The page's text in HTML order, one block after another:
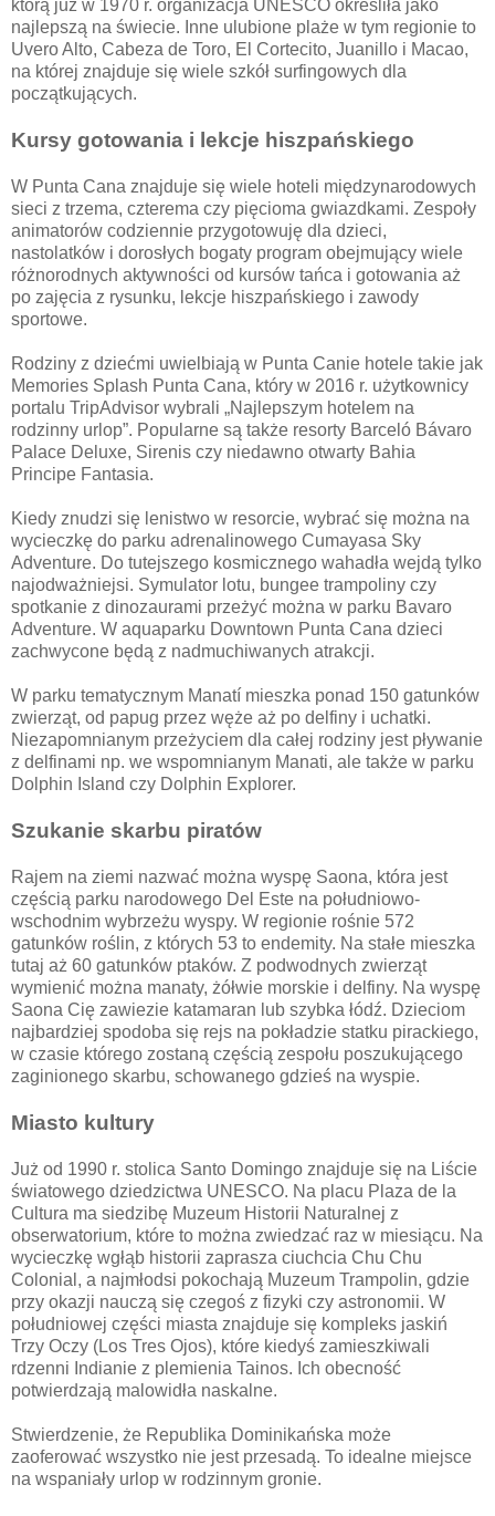
którą już w 1970 r. organizacja UNESCO określiła jako
najlepszą na świecie. Inne ulubione plaże w tym regionie to
Uvero Alto, Cabeza de Toro, El Cortecito, Juanillo i Macao,
na której znajduje się wiele szkół surfingowych dla
początkujących.
Kursy gotowania i lekcje hiszpańskiego
W Punta Cana znajduje się wiele hoteli międzynarodowych
sieci z trzema, czterema czy pięcioma gwiazdkami. Zespoły
animatorów codziennie przygotowuję dla dzieci,
nastolatków i dorosłych bogaty program obejmujący wiele
różnorodnych aktywności od kursów tańca i gotowania aż
po zajęcia z rysunku, lekcje hiszpańskiego i zawody
sportowe.
Rodziny z dziećmi uwielbiają w Punta Canie hotele takie jak
Memories Splash Punta Cana, który w 2016 r. użytkownicy
portalu TripAdvisor wybrali „Najlepszym hotelem na
rodzinny urlop”. Popularne są także resorty Barceló Bávaro
Palace Deluxe, Sirenis czy niedawno otwarty Bahia
Principe Fantasia.
Kiedy znudzi się lenistwo w resorcie, wybrać się można na
wycieczkę do parku adrenalinowego Cumayasa Sky
Adventure. Do tutejszego kosmicznego wahadła wejdą tylko
najodważniejsi. Symulator lotu, bungee trampoliny czy
spotkanie z dinozaurami przeżyć można w parku Bavaro
Adventure. W aquaparku Downtown Punta Cana dzieci
zachwycone będą z nadmuchiwanych atrakcji.
W parku tematycznym Manatí mieszka ponad 150 gatunków
zwierząt, od papug przez węże aż po delfiny i uchatki.
Niezapomnianym przeżyciem dla całej rodziny jest pływanie
z delfinami np. we wspomnianym Manati, ale także w parku
Dolphin Island czy Dolphin Explorer.
Szukanie skarbu piratów
Rajem na ziemi nazwać można wyspę Saona, która jest
częścią parku narodowego Del Este na południowo-
wschodnim wybrzeżu wyspy. W regionie rośnie 572
gatunków roślin, z których 53 to endemity. Na stałe mieszka
tutaj aż 60 gatunków ptaków. Z podwodnych zwierząt
wymienić można manaty, żółwie morskie i delfiny. Na wyspę
Saona Cię zawiezie katamaran lub szybka łódź. Dzieciom
najbardziej spodoba się rejs na pokładzie statku pirackiego,
w czasie którego zostaną częścią zespołu poszukującego
zaginionego skarbu, schowanego gdzieś na wyspie.
Miasto kultury
Już od 1990 r. stolica Santo Domingo znajduje się na Liście
światowego dziedzictwa UNESCO. Na placu Plaza de la
Cultura ma siedzibę Muzeum Historii Naturalnej z
obserwatorium, które to można zwiedzać raz w miesiącu. Na
wycieczkę wgłąb historii zaprasza ciuchcia Chu Chu
Colonial, a najmłodsi pokochają Muzeum Trampolin, gdzie
przy okazji nauczą się czegoś z fizyki czy astronomii. W
południowej części miasta znajduje się kompleks jaskiń
Trzy Oczy (Los Tres Ojos), które kiedyś zamieszkiwali
rdzenni Indianie z plemienia Tainos. Ich obecność
potwierdzają malowidła naskalne.
Stwierdzenie, że Republika Dominikańska może
zaoferować wszystko nie jest przesadą. To idealne miejsce
na wspaniały urlop w rodzinnym gronie.